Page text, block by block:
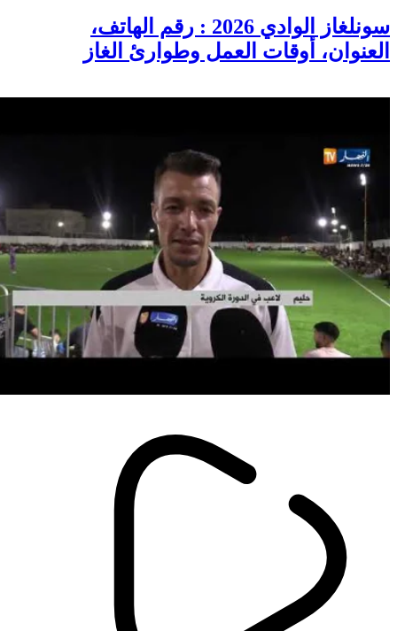
سونلغاز الوادي 2026 : رقم الهاتف،
العنوان، أوقات العمل وطوارئ الغاز